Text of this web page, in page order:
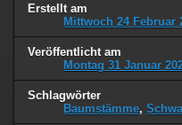
Erstellt am
Mittwoch 24 Februar
Veröffentlicht am
Montag 31 Januar
Schlagwörter
Baumstämme,